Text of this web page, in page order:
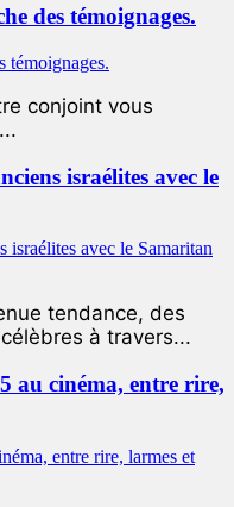
des témoignages.
conjoint vous
israélites avec le
tendance, des
à travers...
au cinéma, entre rire,